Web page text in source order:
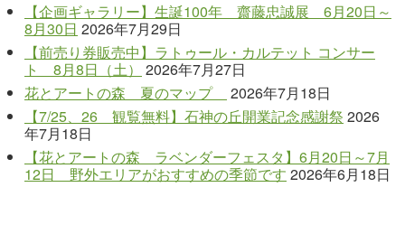
【企画ギャラリー】生誕100年 齋藤忠誠展 6月20日～
8月30日 2026年7月29日
【前売り券販売中】ラトゥール・カルテット コンサー
ト 8月8日（土）
2026年7月27日
花とアートの森 夏のマップ
2026年7月18日
【7/25、26 観覧無料】石神の丘開業記念感謝祭 2026
年7月18日
【花とアートの森 ラベンダーフェスタ】6月20日～7月
12日 野外エリアがおすすめの季節です 2026年6月18日